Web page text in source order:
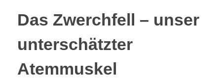
Das Zwerchfell – unser
unterschätzter
Atemmuskel